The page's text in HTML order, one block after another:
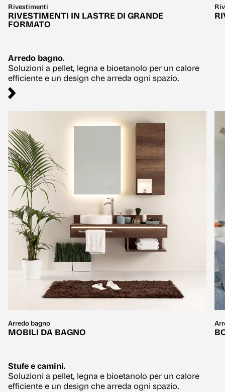
Rivestimenti
RIVESTIMENTI IN LASTRE DI GRANDE
FORMATO
Arredo bagno.
Soluzioni a pellet, legna e bioetanolo per un calore
efficiente e un design che arreda ogni spazio.
Arredo bagno
MOBILI DA BAGNO
Stufe e camini.
Soluzioni a pellet, legna e bioetanolo per un calore
efficiente e un design che arreda ogni spazio.